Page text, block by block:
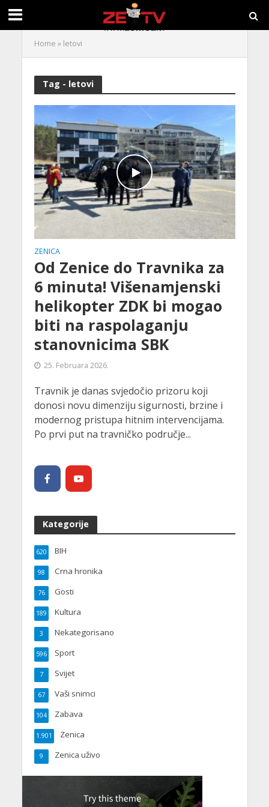
Home » letovi
Tag - letovi
ZENICA
Od Zenice do Travnika za
6 minuta! Višenamjenski
helikopter ZDK bi mogao
biti na raspolaganju
stanovnicima SBK
25. Februara 2026.
Travnik je danas svjedočio prizoru koji
donosi novu dimenziju sigurnosti, brzine i
modernog pristupa hitnim intervencijama.
Po prvi put na travničko područje...
Kategorije
BIH
620
Crna hronika
98
Gosti
76
Kultura
189
Nekategorisano
3
Sport
596
Svijet
7
Vaši snimci
67
Zabava
104
Zenica
1.901
Zenica uživo
9